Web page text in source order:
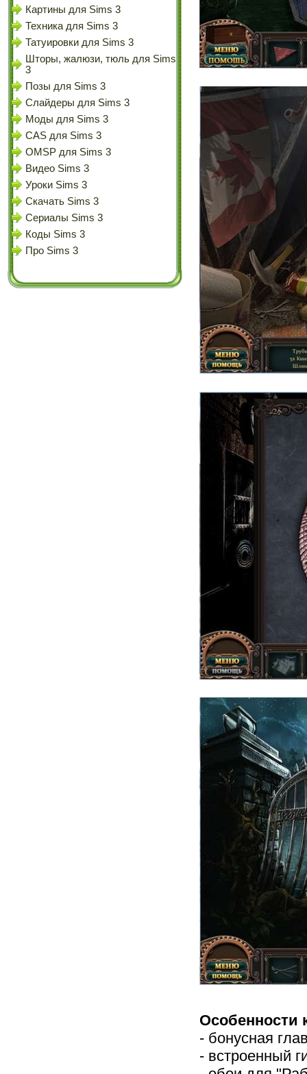
Картины для Sims 3
Техника для Sims 3
Татуировки для Sims 3
Шторы, жалюзи, тюль для Sims
3
Позы для Sims 3
Слайдеры для Sims 3
Моды для Sims 3
CAS для Sims 3
OMSP для Sims 3
Видео Sims 3
Уроки Sims 3
Скачать Sims 3
Сериалы Sims 3
Коды Sims 3
Про Sims 3
Особенности
- бонусная
- встроенный